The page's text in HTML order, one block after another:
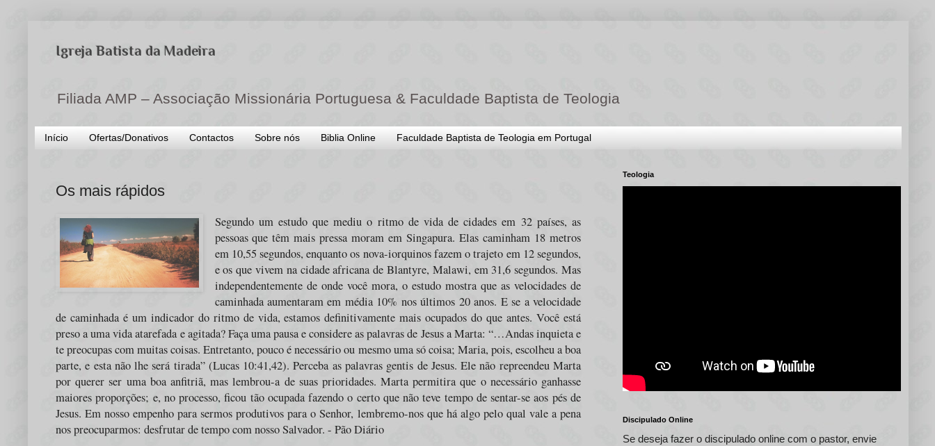
Igreja Batista da Madeira
Filiada AMP – Associação Missionária Portuguesa & Faculdade Baptista de Teologia
Início Ofertas/Donativos Contactos Sobre nós Biblia Online Faculdade Baptista de Teologia em Portugal
Os mais rápidos
Segundo um estudo que mediu o ritmo de vida de cidades em 32 países, as
pessoas que têm mais pressa moram em Singapura. Elas caminham 18 metros
em 10,55 segundos, enquanto os nova-iorquinos fazem o trajeto em 12 segundos,
e os que vivem na cidade africana de Blantyre, Malawi, em 31,6 segundos. Mas
independentemente de onde você mora, o estudo mostra que as velocidades de
caminhada aumentaram em média 10% nos últimos 20 anos. E se a velocidade
de caminhada é um indicador do ritmo de vida, estamos definitivamente mais ocupados do que antes. Você está
preso a uma vida atarefada e agitada? Faça uma pausa e considere as palavras de Jesus a Marta: “…Andas inquieta e
te preocupas com muitas coisas. Entretanto, pouco é necessário ou mesmo uma só coisa; Maria, pois, escolheu a boa
parte, e esta não lhe será tirada” (Lucas 10:41,42). Perceba as palavras gentis de Jesus. Ele não repreendeu Marta
por querer ser uma boa anfitriã, mas lembrou-a de suas prioridades. Marta permitira que o necessário ganhasse
maiores proporções; e, no processo, ficou tão ocupada fazendo o certo que não teve tempo de sentar-se aos pés de
Jesus. Em nosso empenho para sermos produtivos para o Senhor, lembremo-nos que há algo pelo qual vale a pena
nos preocuparmos: desfrutar de tempo com nosso Salvador. - Pão Diário
Teologia
Discipulado Online
Se deseja fazer o discipulado online com o pastor, envie